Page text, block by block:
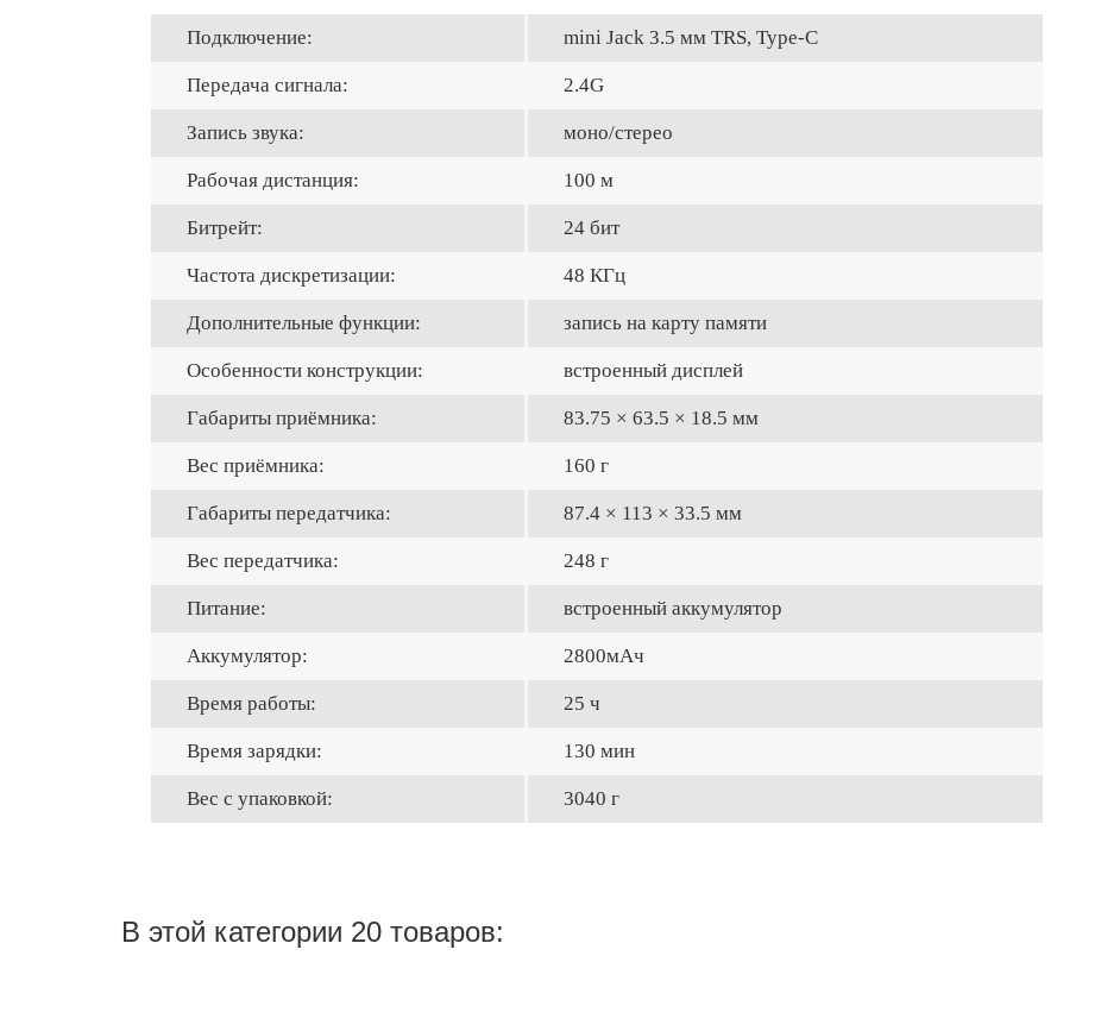
Подключение: mini Jack 3.5 мм TRS, Type-C
Передача сигнала: 2.4G
Запись звука: моно/стерео
Рабочая дистанция: 100 м
Битрейт: 24 бит
Частота дискретизации: 48 КГц
Дополнительные функции: запись на карту памяти
Особенности конструкции: встроенный дисплей
Габариты приёмника: 83.75 × 63.5 × 18.5 мм
Вес приёмника: 160 г
Габариты передатчика: 87.4 × 113 × 33.5 мм
Вес передатчика: 248 г
Питание: встроенный аккумулятор
Аккумулятор: 2800мАч
Время работы: 25 ч
Время зарядки: 130 мин
Вес с упаковкой: 3040 г
В этой категории 20 товаров: